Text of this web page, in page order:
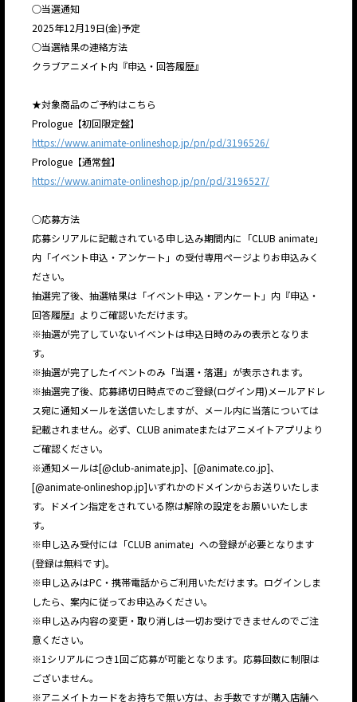
JP
○当選通知
2025年12月19日(金)予定
○当選結果の連絡方法
クラブアニメイト内『申込・回答履歴』
★対象商品のご予約はこちら
Prologue【初回限定盤】
https://www.animate-onlineshop.jp/pn/pd/3196526/
Prologue【通常盤】
https://www.animate-onlineshop.jp/pn/pd/3196527/
○応募方法
応募シリアルに記載されている申し込み期間内に「CLUB animate」
内「イベント申込・アンケート」の受付専用ページよりお申込みく
ださい。
抽選完了後、抽選結果は「イベント申込・アンケート」内『申込・
回答履歴』よりご確認いただけます。
※抽選が完了していないイベントは申込日時のみの表示となりま
す。
※抽選が完了したイベントのみ「当選・落選」が表示されます。
※抽選完了後、応募締切日時点でのご登録(ログイン用)メールアドレ
ス宛に通知メールを送信いたしますが、メール内に当落については
記載されません。必ず、CLUB animateまたはアニメイトアプリより
ご確認ください。
※通知メールは[@club-animate.jp]、[@animate.co.jp]、
[@animate-onlineshop.jp]いずれかのドメインからお送りいたしま
す。ドメイン指定をされている際は解除の設定をお願いいたしま
す。
※申し込み受付には「CLUB animate」への登録が必要となります
(登録は無料です)。
※申し込みはPC・携帯電話からご利用いただけます。ログインしま
したら、案内に従ってお申込みください。
※申し込み内容の変更・取り消しは一切お受けできませんのでご注
意ください。
※1シリアルにつき1回ご応募が可能となります。応募回数に制限は
ございません。
※アニメイトカードをお持ちで無い方は、お手数ですが購入店舗へ